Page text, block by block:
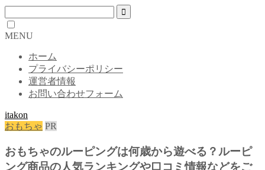
MENU
ホーム
プライバシーポリシー
運営者情報
お問い合わせフォーム
itakon
おもちゃ PR
おもちゃのルーピングは何歳から遊べる？ルーピ
ング商品の人気ランキングや口コミ情報などをご